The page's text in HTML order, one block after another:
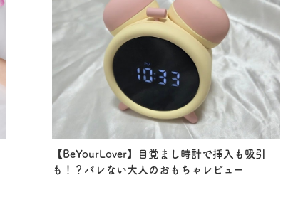
【BeYourLover】目覚まし時計で挿入も吸引
も！？バレない大人のおもちゃレビュー